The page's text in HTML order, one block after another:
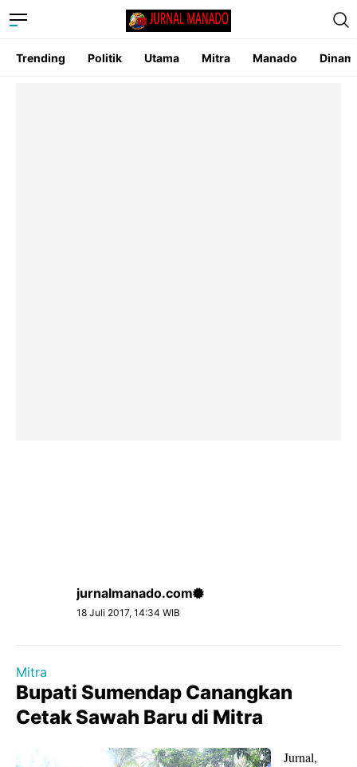
Trending Politik Utama Mitra Manado
jurnalmanado.com
18 Juli 2017, 14:34 WIB
Mitra
Bupati Sumendap Canangkan
Cetak Sawah Baru di Mitra
Jurnal,